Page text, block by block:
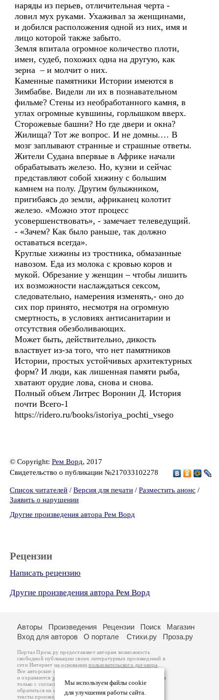
наряды из перьев, отличительная черта -
ловил мух руками. Ухаживал за женщинами,
и добился расположения одной из них, имя и
лицо которой также забыто.
Земля впитала огромное количество плоти,
имен, судеб, похожих одна на другую, как
зерна – и молчит о них.
Каменные памятники Истории имеются в
Зимбабве. Видели ли их в познавательном
фильме? Стены из необработанного камня, в
углах огромные кувшины, горлышком вверх.
Сторожевые башни? Но где двери и окна?
Жилища? Тот же вопрос. И не домны.… В
мозг заплывают странные и страшные ответы.
Жители Судана впервые в Африке начали
обрабатывать железо. Но, кузни и сейчас
представляют собой хижину с большим
камнем на полу. Другим булыжником,
пригибаясь до земли, африканец колотит
железо. «Можно этот процесс
усовершенствовать», - замечает телеведущий.
- «Зачем? Как было раньше, так должно
оставаться всегда».
Круглые хижины из тростника, обмазанные
навозом. Еда из молока с кровью коров и
мукой. Обрезание у женщин – чтобы лишить
их возможности наслаждаться сексом,
следовательно, намерения изменять,- оно до
сих пор принято, несмотря на огромную
смертность, в условиях антисанитарии и
отсутствия обезболивающих.
Может быть, действительно, дикость
властвует из-за того, что нет памятников
Истории, простых устойчивых архитектурных
форм? И люди, как лишенная памяти рыба,
хватают орудие лова, снова и снова.
Полный объем Литрес Воронин Д. История
почти Всего-1
https://ridero.ru/books/istoriya_pochti_vsego
© Copyright: Рем Ворд, 2017
Свидетельство о публикации №217033102278
Список читателей / Версия для печати / Разместить анонс /
Заявить о нарушении
Другие произведения автора Рем Ворд
Рецензии
Написать рецензию
Другие произведения автора Рем Ворд
Мы используем файлы cookie
для улучшения работы сайта.
Авторы Произведения Рецензии Поиск
Магазин
Вход для авторов
О портале Стихи.ру Проза.ру
Портал Проза.ру предоставляет авторам возможность
свободной публикации своих литературных произведений в
сети Интернет на основаниипользовательского договора
Все авторские права на произведения принадлежат авторам
и охраняются законом
. Перепечатка произведений возможна
только с согласия его автора, к которому вы можете
обратиться на его авторской странице. Ответственность за
тексты произведений авторы несут самостоятельно на